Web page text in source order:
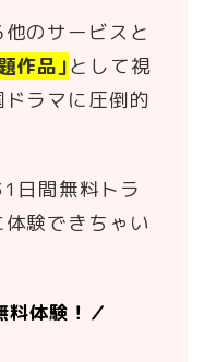
のサービスと
作品｣として視
ラマに圧倒的
日間無料トラ
験できちゃい
料体験！／